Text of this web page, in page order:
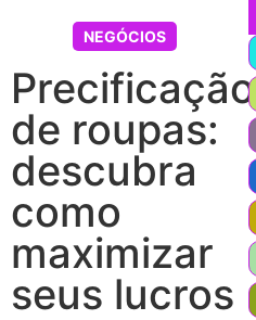
NEGÓCIOS
Precificação
de roupas:
descubra
como
maximizar
seus lucros